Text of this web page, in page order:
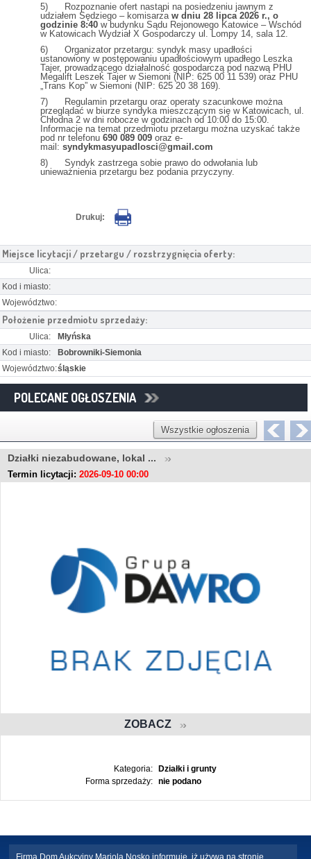
5) Rozpoznanie ofert nastąpi na posiedzeniu jawnym z
udziałem Sędziego – komisarza w dniu 28 lipca 2026 r., o
godzinie 8:40 w budynku Sądu Rejonowego Katowice – Wschód
w Katowicach Wydział X Gospodarczy ul. Lompy 14, sala 12.
6) Organizator przetargu: syndyk masy upadłości
ustanowiony w postępowaniu upadłościowym upadłego Leszka
Tajer, prowadzącego działalność gospodarczą pod nazwą PHU
Megalift Leszek Tajer w Siemoni (NIP: 625 00 11 539) oraz PHU
„Trans Kop” w Siemoni (NIP: 625 20 38 169).
7) Regulamin przetargu oraz operaty szacunkowe można
przeglądać w biurze syndyka mieszczącym się w Katowicach, ul.
Chłodna 2 w dni robocze w godzinach od 10:00 do 15:00.
Informacje na temat przedmiotu przetargu można uzyskać także
pod nr telefonu 690 089 009 oraz e-
mail: syndykmasyupadlosci@gmail.com
8) Syndyk zastrzega sobie prawo do odwołania lub
unieważnienia przetargu bez podania przyczyny.
Drukuj:
Miejsce licytacji / przetargu / rozstrzygnięcia oferty:
Ulica:
Kod i miasto:
Województwo:
Położenie przedmiotu sprzedaży:
Ulica:
Młyńska
Kod i miasto:
Bobrowniki-Siemonia
Województwo:śląskie
POLECANE OGŁOSZENIA
Wszystkie ogłoszenia
Działki niezabudowane, lokal ...
Termin licytacji: 2026-09-10 00:00
ZOBACZ
Kategoria:
Działki i grunty
Forma sprzedaży:
nie podano
Firma Dom Aukcyjny Mariola Nosko informuje, iż używa na stronie